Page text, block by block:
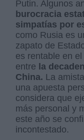
Putin. Algunos
burocracia
simpatías por
como Rusia es
zapato de
es rentable en
entre la
China. La
una apuesta
considera que
más personal y
este año se
incontestado.